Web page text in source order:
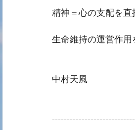
精神＝心の支配を直
生命維持の運営作用
中村天風